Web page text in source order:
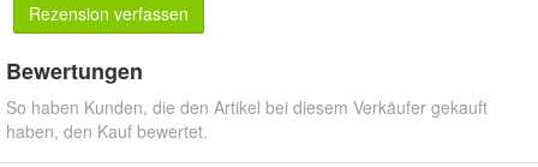
Rezension verfassen
Bewertungen
So haben Kunden, die den Artikel bei diesem Verkäufer gekauft
haben, den Kauf bewertet.